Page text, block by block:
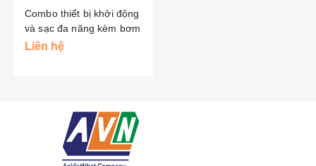
Combo thiết bị khởi động
và sạc đa năng kèm bơm
Vision
Liên hệ